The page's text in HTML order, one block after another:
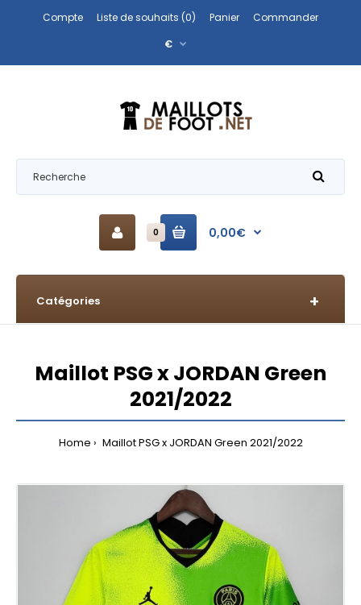
Compte Liste de souhaits (0) Panier
Commander
€
0 0,00€
Catégories
Maillot PSG x JORDAN Green
2021/2022
Home Maillot PSG x JORDAN Green 2021/2022